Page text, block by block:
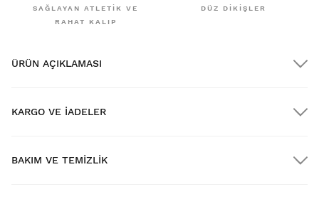
SAĞLAYAN ATLETIK VE
RAHAT KALIP
DÜZ DIKIŞLER
ÜRÜN AÇIKLAMASI
KARGO VE IADELER
BAKIM VE TEMIZLIK